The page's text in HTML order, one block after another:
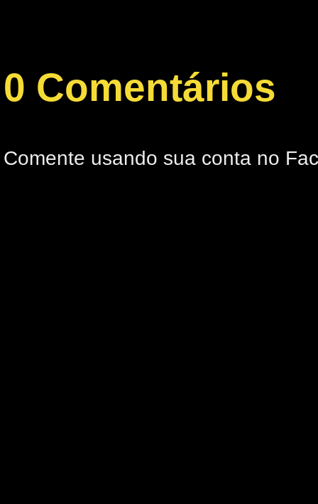
0 Comentários
Comente usando sua conta no